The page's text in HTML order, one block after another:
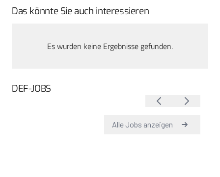
Das könnte Sie auch interessieren
Es wurden keine Ergebnisse gefunden.
DEF-JOBS